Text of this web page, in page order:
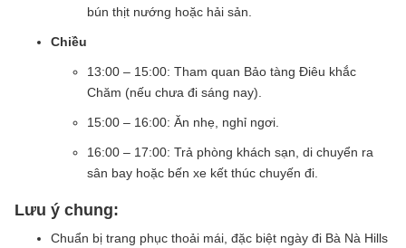
bún thịt nướng hoặc hải sản.
Chiều
13:00 – 15:00: Tham quan Bảo tàng Điêu khắc
Chăm (nếu chưa đi sáng nay).
15:00 – 16:00: Ăn nhẹ, nghỉ ngơi.
16:00 – 17:00: Trả phòng khách sạn, di chuyển ra
sân bay hoặc bến xe kết thúc chuyến đi.
Lưu ý chung:
Chuẩn bị trang phục thoải mái, đặc biệt ngày đi Bà Nà Hills